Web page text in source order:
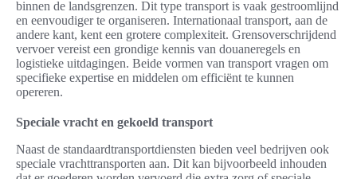
binnen de landsgrenzen. Dit type transport is vaak gestroomlijnd
en eenvoudiger te organiseren. Internationaal transport, aan de
andere kant, kent een grotere complexiteit. Grensoverschrijdend
vervoer vereist een grondige kennis van douaneregels en
logistieke uitdagingen. Beide vormen van transport vragen om
specifieke expertise en middelen om efficiënt te kunnen
opereren.
Speciale vracht en gekoeld transport
Naast de standaardtransportdiensten bieden veel bedrijven ook
speciale vrachttransporten aan. Dit kan bijvoorbeeld inhouden